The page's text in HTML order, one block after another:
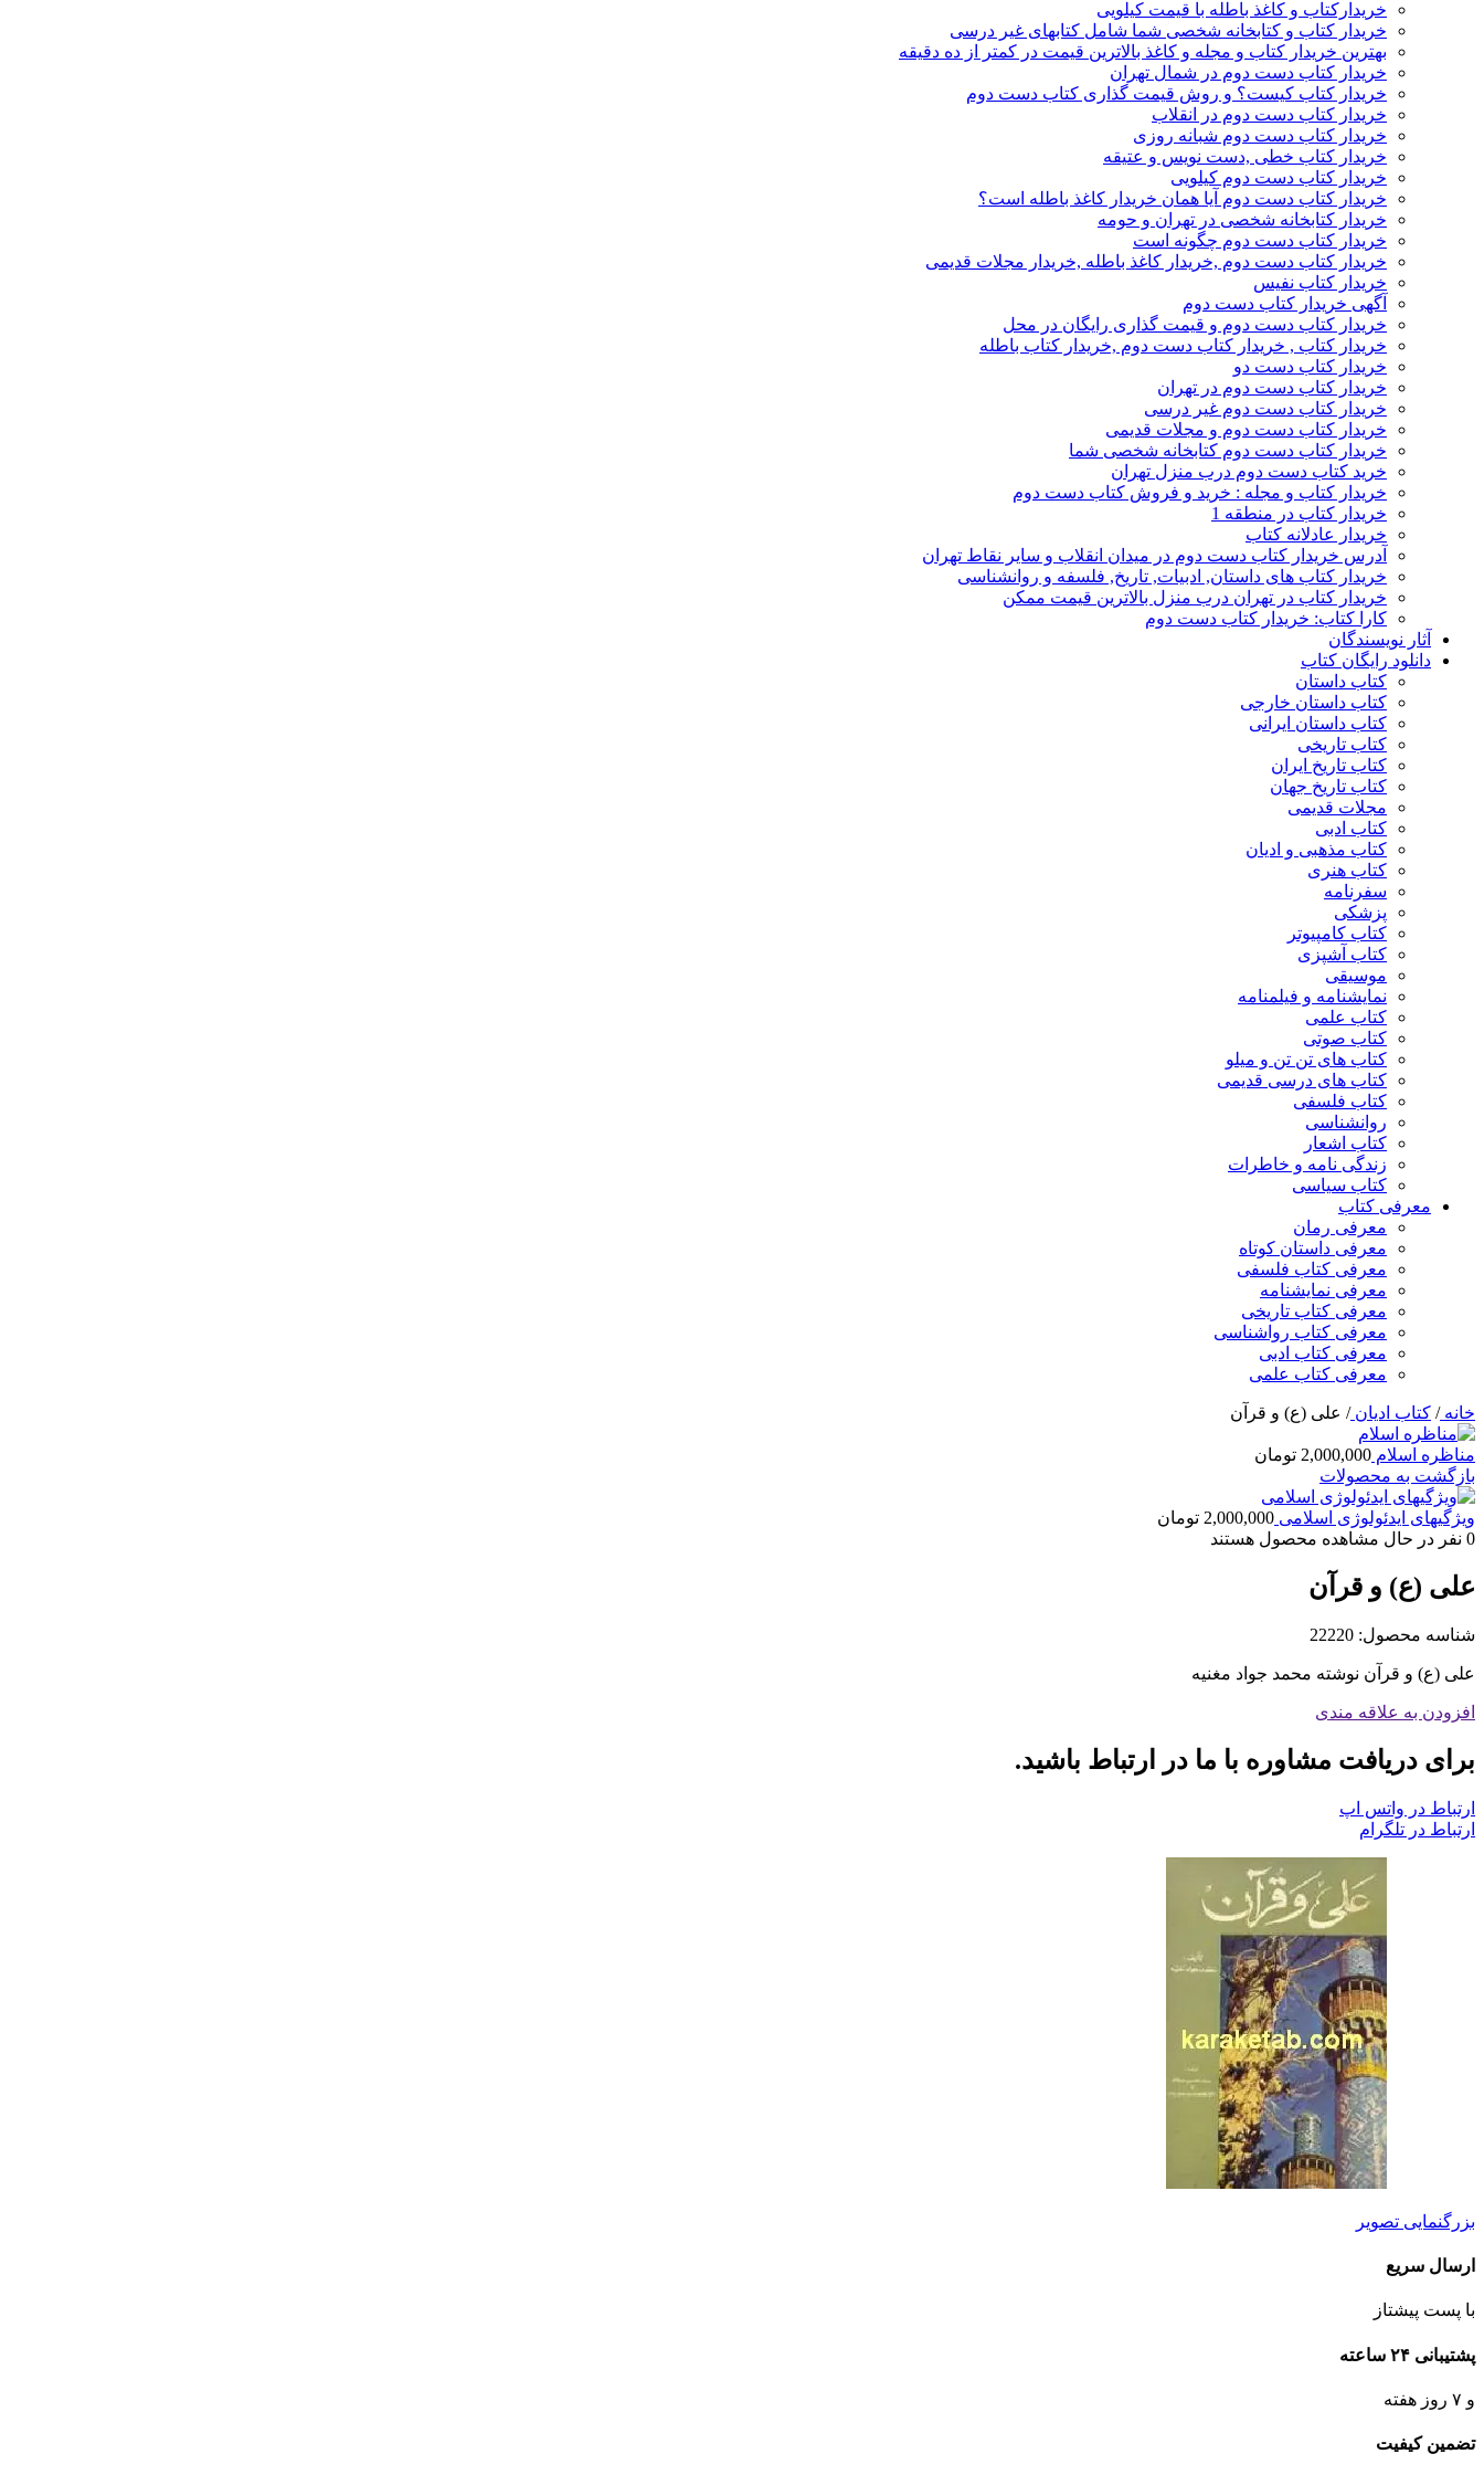
خریدارکتاب و کاغذ باطله با قیمت کیلویی
خریدار کتاب و کتابخانه شخصی شما شامل کتابهای غیر درسی
بهترین خریدار کتاب و مجله و کاغذ بالاترین قیمت در کمتر از ده دقیقه
خریدار کتاب دست دوم در شمال تهران
خریدار کتاب کیست؟ و روش قیمت گذاری کتاب دست دوم
خریدار کتاب دست دوم در انقلاب
خریدار کتاب دست دوم شبانه روزی
خریدار کتاب خطی ,دست نویس و عتیقه
خریدار کتاب دست دوم کیلویی
خریدار کتاب دست دوم آیا همان خریدار کاغذ باطله است؟
خریدار کتابخانه شخصی در تهران و حومه
خریدار کتاب دست دوم چگونه است
خریدار کتاب دست دوم ,خریدار کاغذ باطله ,خریدار مجلات قدیمی
خریدار کتاب نفیس
آگهی خریدار کتاب دست دوم
خریدار کتاب دست دوم و قیمت گذاری رایگان در محل
خریدار کتاب , خریدار کتاب دست دوم ,خریدار کتاب باطله
خریدار کتاب دست دو
خریدار کتاب دست دوم در تهران
خریدار کتاب دست دوم غیر درسی
خریدار کتاب دست دوم و مجلات قدیمی
خریدار کتاب دست دوم کتابخانه شخصی شما
خرید کتاب دست دوم درب منزل تهران
خریدار کتاب و مجله : خرید و فروش کتاب دست دوم
خریدار کتاب در منطقه 1
خریدار عادلانه کتاب
آدرس خریدار کتاب دست دوم در میدان انقلاب و سایر نقاط تهران
خریدار کتاب های داستان, ادبیات, تاریخ, فلسفه و روانشناسی
خریدار کتاب در تهران درب منزل بالاترین قیمت ممکن
کارا کتاب: خریدار کتاب دست دوم
آثار نویسندگان
دانلود رایگان کتاب
کتاب داستان
کتاب داستان خارجی
کتاب داستان ایرانی
کتاب تاریخی
کتاب تاریخ ایران
کتاب تاریخ جهان
مجلات قدیمی
کتاب ادبی
کتاب مذهبی و ادیان
کتاب هنری
سفرنامه
پزشکی
کتاب کامپیوتر
کتاب آشپزی
موسیقی
نمایشنامه و فیلمنامه
کتاب علمی
کتاب صوتی
کتاب های تن تن و میلو
کتاب های درسی قدیمی
کتاب فلسفی
روانشناسی
کتاب اشعار
زندگی نامه و خاطرات
کتاب سیاسی
معرفی کتاب
معرفی رمان
معرفی داستان کوتاه
معرفی کتاب فلسفی
معرفی نمایشنامه
معرفی کتاب تاریخی
معرفی کتاب رواشناسی
معرفی کتاب ادبی
معرفی کتاب علمی
خانه/ کتاب ادیان/ علی (ع) و قرآن
مناظره اسلام 2,000,000 تومان
بازگشت به محصولات
ویژگیهای ایدئولوژی اسلامی 2,000,000 تومان
0 نفر در حال مشاهده محصول هستند
علی (ع) و قرآن
شناسه محصول: 22220
علی (ع) و قرآن نوشته محمد جواد مغنیه
افزودن به علاقه مندی
برای دریافت مشاوره با ما در ارتباط باشید.
ارتباط در واتس اپ
ارتباط در تلگرام
بزرگنمایی تصویر
ارسال سریع
با پست پیشتاز
پشتیبانی ۲۴ ساعته
و ۷ روز هفته
تضمین کیفیت